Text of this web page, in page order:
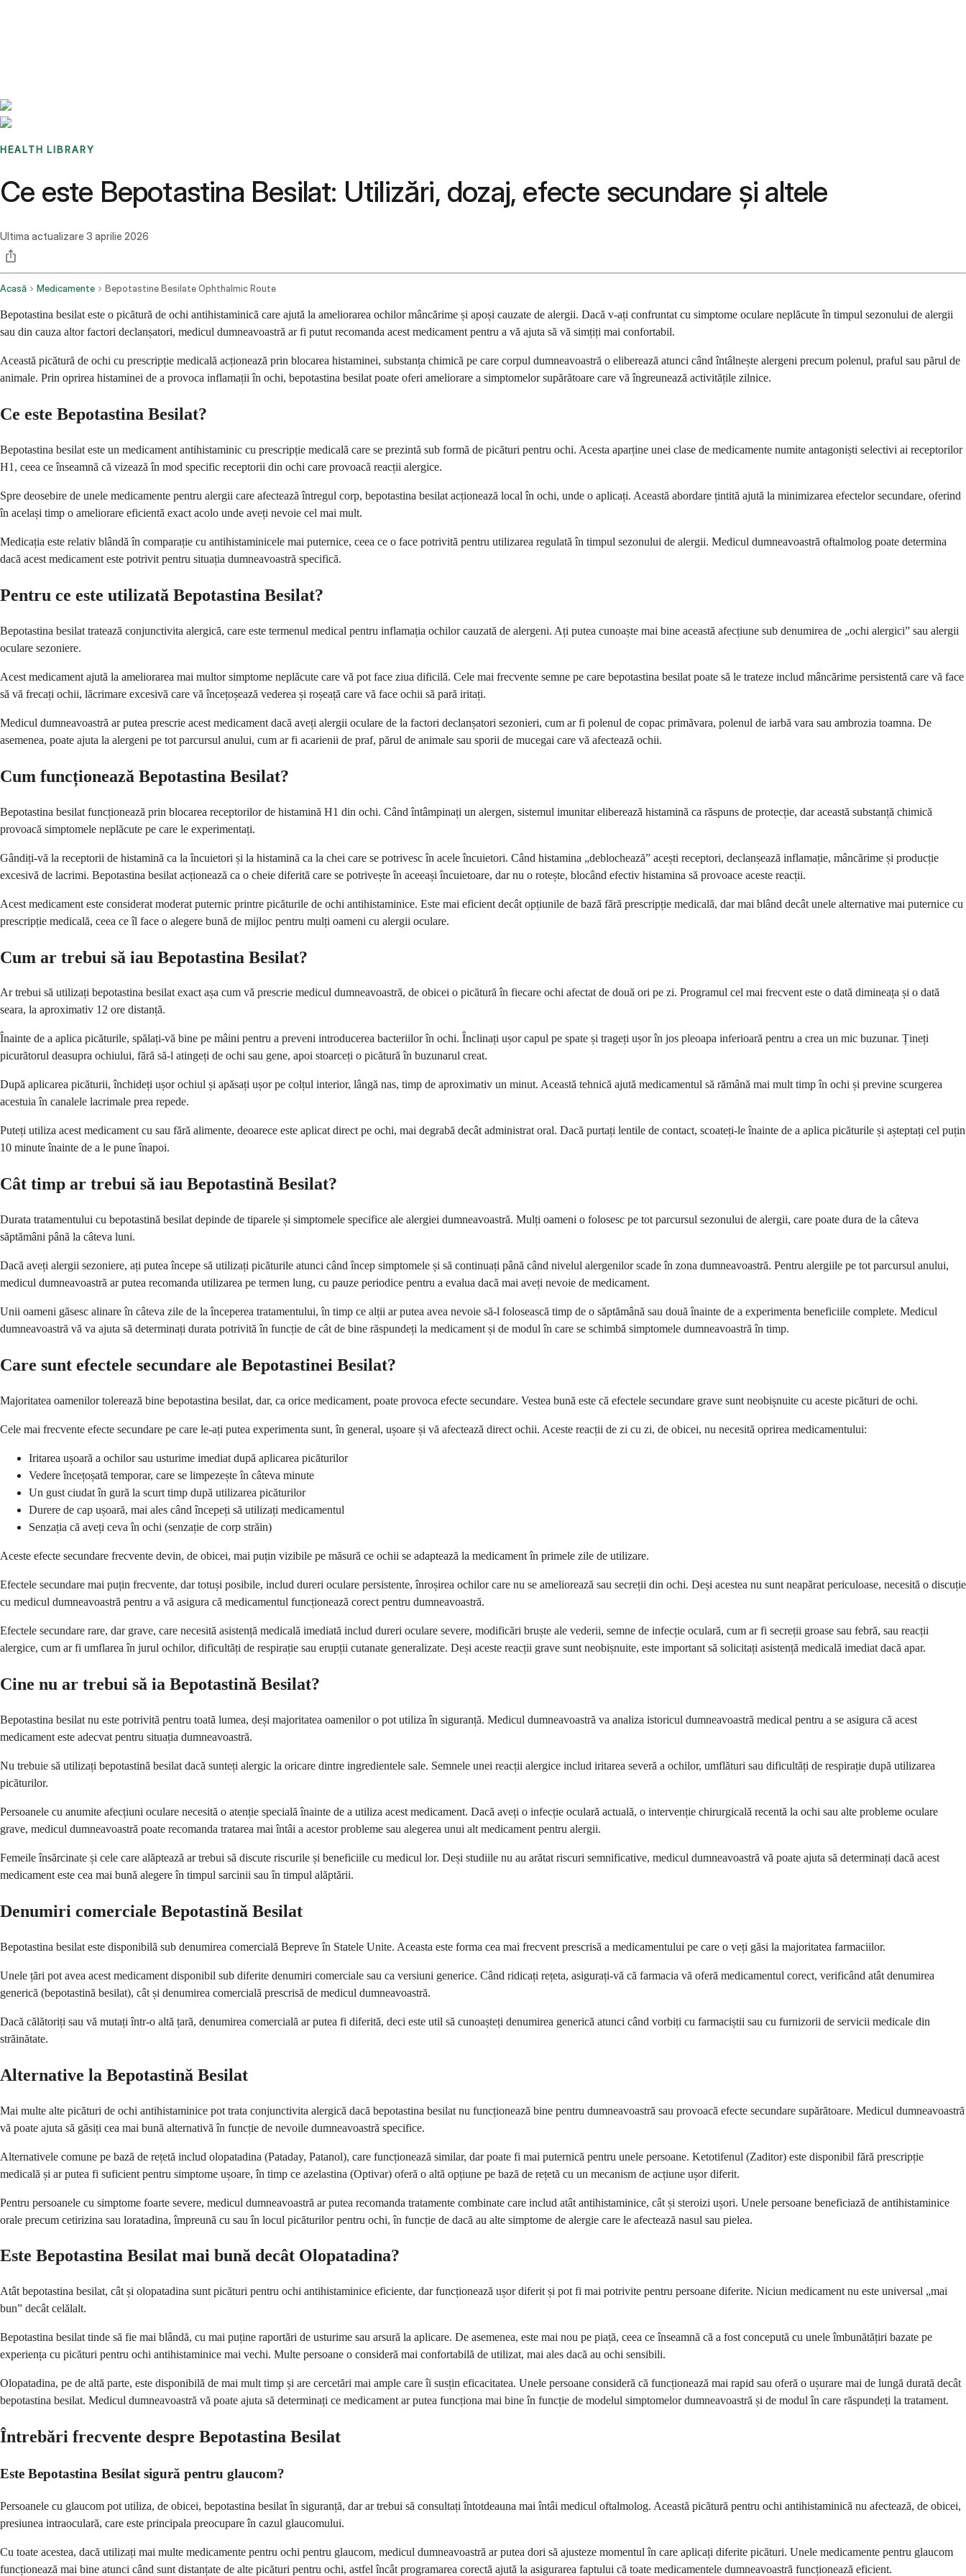
HEALTH LIBRARY
Ce este Bepotastina Besilat: Utilizări, dozaj, efecte secundare și altele
Ultima actualizare 3 aprilie 2026
Acasă Medicamente Bepotastine Besilate Ophthalmic Route
Bepotastina besilat este o picătură de ochi antihistaminică care ajută la ameliorarea ochilor mâncărime și apoși cauzate de alergii. Dacă v-ați confruntat cu simptome oculare neplăcute în timpul sezonului de alergii
sau din cauza altor factori declanșatori, medicul dumneavoastră ar fi putut recomanda acest medicament pentru a vă ajuta să vă simțiți mai confortabil.
Această picătură de ochi cu prescripție medicală acționează prin blocarea histaminei, substanța chimică pe care corpul dumneavoastră o eliberează atunci când întâlnește alergeni precum polenul, praful sau părul de
animale. Prin oprirea histaminei de a provoca inflamații în ochi, bepotastina besilat poate oferi ameliorare a simptomelor supărătoare care vă îngreunează activitățile zilnice.
Ce este Bepotastina Besilat?
Bepotastina besilat este un medicament antihistaminic cu prescripție medicală care se prezintă sub formă de picături pentru ochi. Acesta aparține unei clase de medicamente numite antagoniști selectivi ai receptorilor
H1, ceea ce înseamnă că vizează în mod specific receptorii din ochi care provoacă reacții alergice.
Spre deosebire de unele medicamente pentru alergii care afectează întregul corp, bepotastina besilat acționează local în ochi, unde o aplicați. Această abordare țintită ajută la minimizarea efectelor secundare, oferind
în același timp o ameliorare eficientă exact acolo unde aveți nevoie cel mai mult.
Medicația este relativ blândă în comparație cu antihistaminicele mai puternice, ceea ce o face potrivită pentru utilizarea regulată în timpul sezonului de alergii. Medicul dumneavoastră oftalmolog poate determina
dacă acest medicament este potrivit pentru situația dumneavoastră specifică.
Pentru ce este utilizată Bepotastina Besilat?
Bepotastina besilat tratează conjunctivita alergică, care este termenul medical pentru inflamația ochilor cauzată de alergeni. Ați putea cunoaște mai bine această afecțiune sub denumirea de „ochi alergici” sau alergii
oculare sezoniere.
Acest medicament ajută la ameliorarea mai multor simptome neplăcute care vă pot face ziua dificilă. Cele mai frecvente semne pe care bepotastina besilat poate să le trateze includ mâncărime persistentă care vă face
să vă frecați ochii, lăcrimare excesivă care vă încețoșează vederea și roșeață care vă face ochii să pară iritați.
Medicul dumneavoastră ar putea prescrie acest medicament dacă aveți alergii oculare de la factori declanșatori sezonieri, cum ar fi polenul de copac primăvara, polenul de iarbă vara sau ambrozia toamna. De
asemenea, poate ajuta la alergeni pe tot parcursul anului, cum ar fi acarienii de praf, părul de animale sau sporii de mucegai care vă afectează ochii.
Cum funcționează Bepotastina Besilat?
Bepotastina besilat funcționează prin blocarea receptorilor de histamină H1 din ochi. Când întâmpinați un alergen, sistemul imunitar eliberează histamină ca răspuns de protecție, dar această substanță chimică
provoacă simptomele neplăcute pe care le experimentați.
Gândiți-vă la receptorii de histamină ca la încuietori și la histamină ca la chei care se potrivesc în acele încuietori. Când histamina „deblochează” acești receptori, declanșează inflamație, mâncărime și producție
excesivă de lacrimi. Bepotastina besilat acționează ca o cheie diferită care se potrivește în aceeași încuietoare, dar nu o rotește, blocând efectiv histamina să provoace aceste reacții.
Acest medicament este considerat moderat puternic printre picăturile de ochi antihistaminice. Este mai eficient decât opțiunile de bază fără prescripție medicală, dar mai blând decât unele alternative mai puternice cu
prescripție medicală, ceea ce îl face o alegere bună de mijloc pentru mulți oameni cu alergii oculare.
Cum ar trebui să iau Bepotastina Besilat?
Ar trebui să utilizați bepotastina besilat exact așa cum vă prescrie medicul dumneavoastră, de obicei o picătură în fiecare ochi afectat de două ori pe zi. Programul cel mai frecvent este o dată dimineața și o dată
seara, la aproximativ 12 ore distanță.
Înainte de a aplica picăturile, spălați-vă bine pe mâini pentru a preveni introducerea bacteriilor în ochi. Înclinați ușor capul pe spate și trageți ușor în jos pleoapa inferioară pentru a crea un mic buzunar. Țineți
picurătorul deasupra ochiului, fără să-l atingeți de ochi sau gene, apoi stoarceți o picătură în buzunarul creat.
După aplicarea picăturii, închideți ușor ochiul și apăsați ușor pe colțul interior, lângă nas, timp de aproximativ un minut. Această tehnică ajută medicamentul să rămână mai mult timp în ochi și previne scurgerea
acestuia în canalele lacrimale prea repede.
Puteți utiliza acest medicament cu sau fără alimente, deoarece este aplicat direct pe ochi, mai degrabă decât administrat oral. Dacă purtați lentile de contact, scoateți-le înainte de a aplica picăturile și așteptați cel puțin
10 minute înainte de a le pune înapoi.
Cât timp ar trebui să iau Bepotastină Besilat?
Durata tratamentului cu bepotastină besilat depinde de tiparele și simptomele specifice ale alergiei dumneavoastră. Mulți oameni o folosesc pe tot parcursul sezonului de alergii, care poate dura de la câteva
săptămâni până la câteva luni.
Dacă aveți alergii sezoniere, ați putea începe să utilizați picăturile atunci când încep simptomele și să continuați până când nivelul alergenilor scade în zona dumneavoastră. Pentru alergiile pe tot parcursul anului,
medicul dumneavoastră ar putea recomanda utilizarea pe termen lung, cu pauze periodice pentru a evalua dacă mai aveți nevoie de medicament.
Unii oameni găsesc alinare în câteva zile de la începerea tratamentului, în timp ce alții ar putea avea nevoie să-l folosească timp de o săptămână sau două înainte de a experimenta beneficiile complete. Medicul
dumneavoastră vă va ajuta să determinați durata potrivită în funcție de cât de bine răspundeți la medicament și de modul în care se schimbă simptomele dumneavoastră în timp.
Care sunt efectele secundare ale Bepotastinei Besilat?
Majoritatea oamenilor tolerează bine bepotastina besilat, dar, ca orice medicament, poate provoca efecte secundare. Vestea bună este că efectele secundare grave sunt neobișnuite cu aceste picături de ochi.
Cele mai frecvente efecte secundare pe care le-ați putea experimenta sunt, în general, ușoare și vă afectează direct ochii. Aceste reacții de zi cu zi, de obicei, nu necesită oprirea medicamentului:
Iritarea ușoară a ochilor sau usturime imediat după aplicarea picăturilor
Vedere încețoșată temporar, care se limpezește în câteva minute
Un gust ciudat în gură la scurt timp după utilizarea picăturilor
Durere de cap ușoară, mai ales când începeți să utilizați medicamentul
Senzația că aveți ceva în ochi (senzație de corp străin)
Aceste efecte secundare frecvente devin, de obicei, mai puțin vizibile pe măsură ce ochii se adaptează la medicament în primele zile de utilizare.
Efectele secundare mai puțin frecvente, dar totuși posibile, includ dureri oculare persistente, înroșirea ochilor care nu se ameliorează sau secreții din ochi. Deși acestea nu sunt neapărat periculoase, necesită o discuție
cu medicul dumneavoastră pentru a vă asigura că medicamentul funcționează corect pentru dumneavoastră.
Efectele secundare rare, dar grave, care necesită asistență medicală imediată includ dureri oculare severe, modificări bruște ale vederii, semne de infecție oculară, cum ar fi secreții groase sau febră, sau reacții
alergice, cum ar fi umflarea în jurul ochilor, dificultăți de respirație sau erupții cutanate generalizate. Deși aceste reacții grave sunt neobișnuite, este important să solicitați asistență medicală imediat dacă apar.
Cine nu ar trebui să ia Bepotastină Besilat?
Bepotastina besilat nu este potrivită pentru toată lumea, deși majoritatea oamenilor o pot utiliza în siguranță. Medicul dumneavoastră va analiza istoricul dumneavoastră medical pentru a se asigura că acest
medicament este adecvat pentru situația dumneavoastră.
Nu trebuie să utilizați bepotastină besilat dacă sunteți alergic la oricare dintre ingredientele sale. Semnele unei reacții alergice includ iritarea severă a ochilor, umflături sau dificultăți de respirație după utilizarea
picăturilor.
Persoanele cu anumite afecțiuni oculare necesită o atenție specială înainte de a utiliza acest medicament. Dacă aveți o infecție oculară actuală, o intervenție chirurgicală recentă la ochi sau alte probleme oculare
grave, medicul dumneavoastră poate recomanda tratarea mai întâi a acestor probleme sau alegerea unui alt medicament pentru alergii.
Femeile însărcinate și cele care alăptează ar trebui să discute riscurile și beneficiile cu medicul lor. Deși studiile nu au arătat riscuri semnificative, medicul dumneavoastră vă poate ajuta să determinați dacă acest
medicament este cea mai bună alegere în timpul sarcinii sau în timpul alăptării.
Denumiri comerciale Bepotastină Besilat
Bepotastina besilat este disponibilă sub denumirea comercială Bepreve în Statele Unite. Aceasta este forma cea mai frecvent prescrisă a medicamentului pe care o veți găsi la majoritatea farmaciilor.
Unele țări pot avea acest medicament disponibil sub diferite denumiri comerciale sau ca versiuni generice. Când ridicați rețeta, asigurați-vă că farmacia vă oferă medicamentul corect, verificând atât denumirea
generică (bepotastină besilat), cât și denumirea comercială prescrisă de medicul dumneavoastră.
Dacă călătoriți sau vă mutați într-o altă țară, denumirea comercială ar putea fi diferită, deci este util să cunoașteți denumirea generică atunci când vorbiți cu farmaciștii sau cu furnizorii de servicii medicale din
străinătate.
Alternative la Bepotastină Besilat
Mai multe alte picături de ochi antihistaminice pot trata conjunctivita alergică dacă bepotastina besilat nu funcționează bine pentru dumneavoastră sau provoacă efecte secundare supărătoare. Medicul dumneavoastră
vă poate ajuta să găsiți cea mai bună alternativă în funcție de nevoile dumneavoastră specifice.
Alternativele comune pe bază de rețetă includ olopatadina (Pataday, Patanol), care funcționează similar, dar poate fi mai puternică pentru unele persoane. Ketotifenul (Zaditor) este disponibil fără prescripție
medicală și ar putea fi suficient pentru simptome ușoare, în timp ce azelastina (Optivar) oferă o altă opțiune pe bază de rețetă cu un mecanism de acțiune ușor diferit.
Pentru persoanele cu simptome foarte severe, medicul dumneavoastră ar putea recomanda tratamente combinate care includ atât antihistaminice, cât și steroizi ușori. Unele persoane beneficiază de antihistaminice
orale precum cetirizina sau loratadina, împreună cu sau în locul picăturilor pentru ochi, în funcție de dacă au alte simptome de alergie care le afectează nasul sau pielea.
Este Bepotastina Besilat mai bună decât Olopatadina?
Atât bepotastina besilat, cât și olopatadina sunt picături pentru ochi antihistaminice eficiente, dar funcționează ușor diferit și pot fi mai potrivite pentru persoane diferite. Niciun medicament nu este universal „mai
bun” decât celălalt.
Bepotastina besilat tinde să fie mai blândă, cu mai puține raportări de usturime sau arsură la aplicare. De asemenea, este mai nou pe piață, ceea ce înseamnă că a fost concepută cu unele îmbunătățiri bazate pe
experiența cu picături pentru ochi antihistaminice mai vechi. Multe persoane o consideră mai confortabilă de utilizat, mai ales dacă au ochi sensibili.
Olopatadina, pe de altă parte, este disponibilă de mai mult timp și are cercetări mai ample care îi susțin eficacitatea. Unele persoane consideră că funcționează mai rapid sau oferă o ușurare mai de lungă durată decât
bepotastina besilat. Medicul dumneavoastră vă poate ajuta să determinați ce medicament ar putea funcționa mai bine în funcție de modelul simptomelor dumneavoastră și de modul în care răspundeți la tratament.
Întrebări frecvente despre Bepotastina Besilat
Este Bepotastina Besilat sigură pentru glaucom?
Persoanele cu glaucom pot utiliza, de obicei, bepotastina besilat în siguranță, dar ar trebui să consultați întotdeauna mai întâi medicul oftalmolog. Această picătură pentru ochi antihistaminică nu afectează, de obicei,
presiunea intraoculară, care este principala preocupare în cazul glaucomului.
Cu toate acestea, dacă utilizați mai multe medicamente pentru ochi pentru glaucom, medicul dumneavoastră ar putea dori să ajusteze momentul în care aplicați diferite picături. Unele medicamente pentru glaucom
funcționează mai bine atunci când sunt distanțate de alte picături pentru ochi, astfel încât programarea corectă ajută la asigurarea faptului că toate medicamentele dumneavoastră funcționează eficient.